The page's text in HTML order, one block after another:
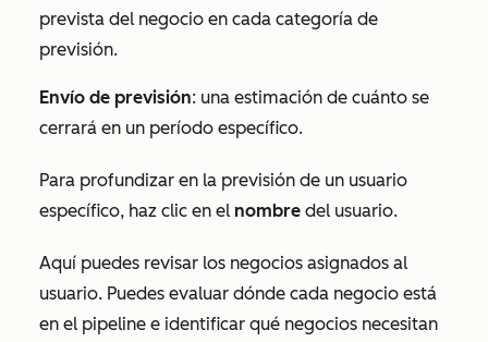
prevista del negocio en cada categoría de
previsión.
Envío de previsión: una estimación de cuánto se
cerrará en un período específico.
Para profundizar en la previsión de un usuario
específico, haz clic en el nombre del usuario.
Aquí puedes revisar los negocios asignados al
usuario. Puedes evaluar dónde cada negocio está
en el pipeline e identificar qué negocios necesitan